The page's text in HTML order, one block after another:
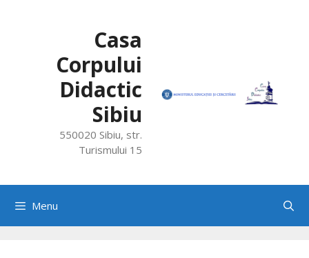
Casa
Corpului
Didactic
Sibiu
550020 Sibiu, str.
Turismului 15
Menu